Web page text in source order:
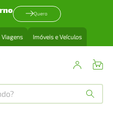
Quero
Viagens Imóveis e Veículos